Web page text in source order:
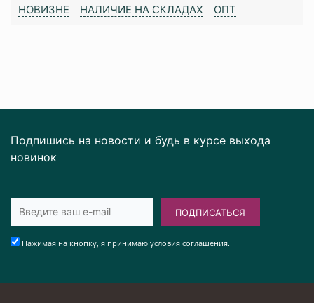
НОВИЗНЕ
НАЛИЧИЕ НА СКЛАДАХ ОПТ
Подпишись на новости и будь в курсе выхода
новинок
ПОДПИСАТЬСЯ
Нажимая на кнопку, я принимаю условия соглашения.